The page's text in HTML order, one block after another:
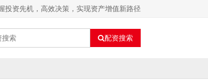
投资先机，高效决策，实现资产增值新路径
配资搜索